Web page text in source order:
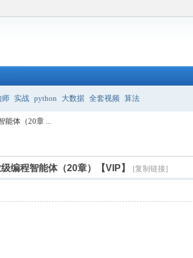
师 实战 python 大数据 全套视频 算法
能体（20章 ...
编程智能体（20章）【VIP】 [复制链接]